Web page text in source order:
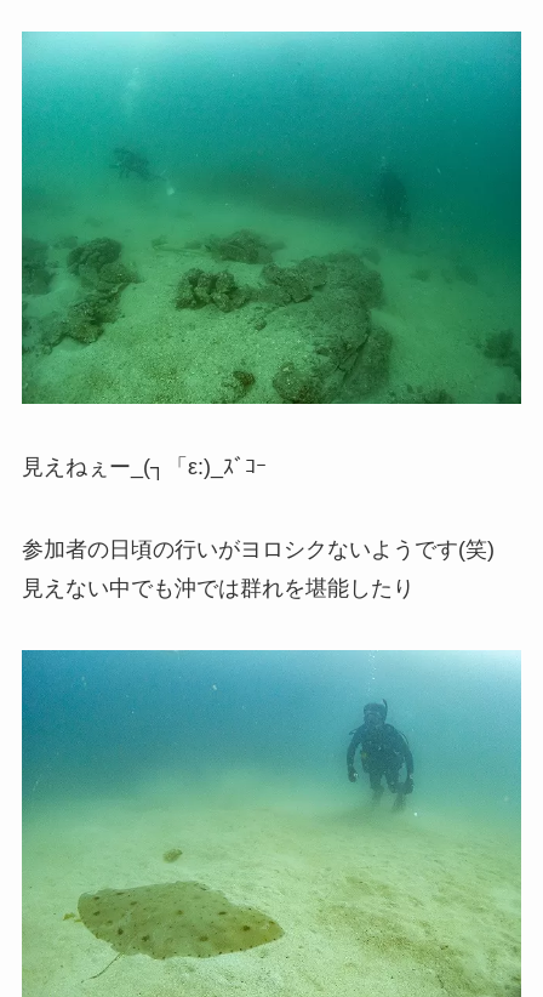
見えねぇー_(┐「ε:)_ｽﾞｺｰ
参加者の日頃の行いがヨロシクないようです(笑)
見えない中でも沖では群れを堪能したり